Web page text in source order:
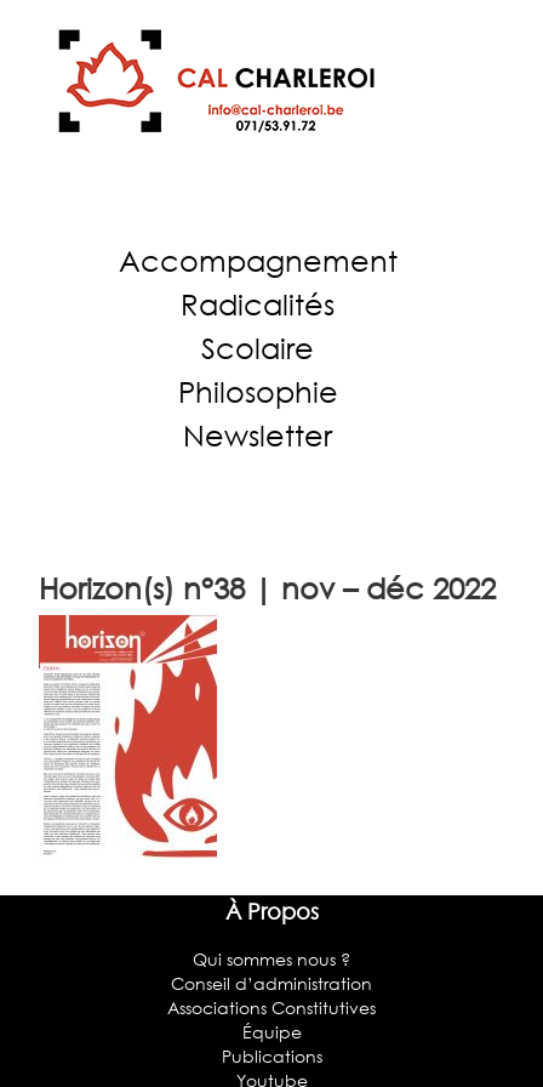
Accompagnement
Radicalités
Scolaire
Philosophie
Newsletter
Horizon(s) n°38 | nov – déc 2022
À Propos
Qui sommes nous ?
Conseil d’administration
Associations Constitutives
Équipe
Publications
Youtube